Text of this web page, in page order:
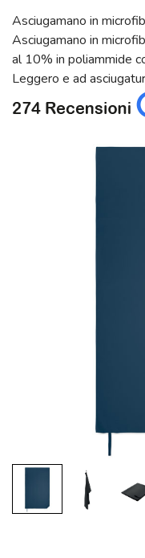
Asciugamano in
Asciugamano in
al 10% in poliammide
Leggero e ad